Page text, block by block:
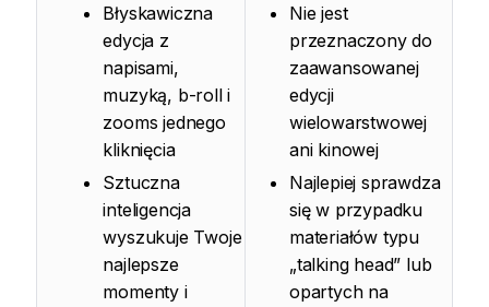
Błyskawiczna
edycja z
napisami,
muzyką, b-roll i
zooms jednego
kliknięcia
Sztuczna
inteligencja
wyszukuje Twoje
najlepsze
momenty i
Nie jest
przeznaczony do
zaawansowanej
edycji
wielowarstwowej
ani kinowej
Najlepiej sprawdza
się w przypadku
materiałów typu
„talking head” lub
opartych na